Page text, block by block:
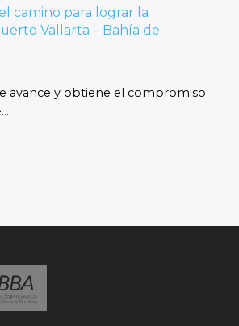
camino para lograr la
Vallarta – Bahía de
avance y obtiene el compromiso